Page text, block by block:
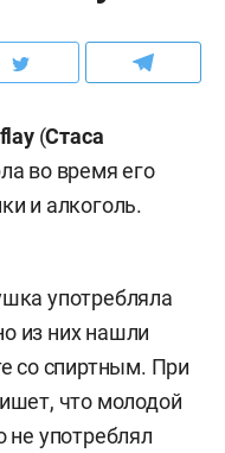
(Стаса
во время его
и алкоголь.
употребляла
из них нашли
со спиртным. При
что молодой
не употреблял